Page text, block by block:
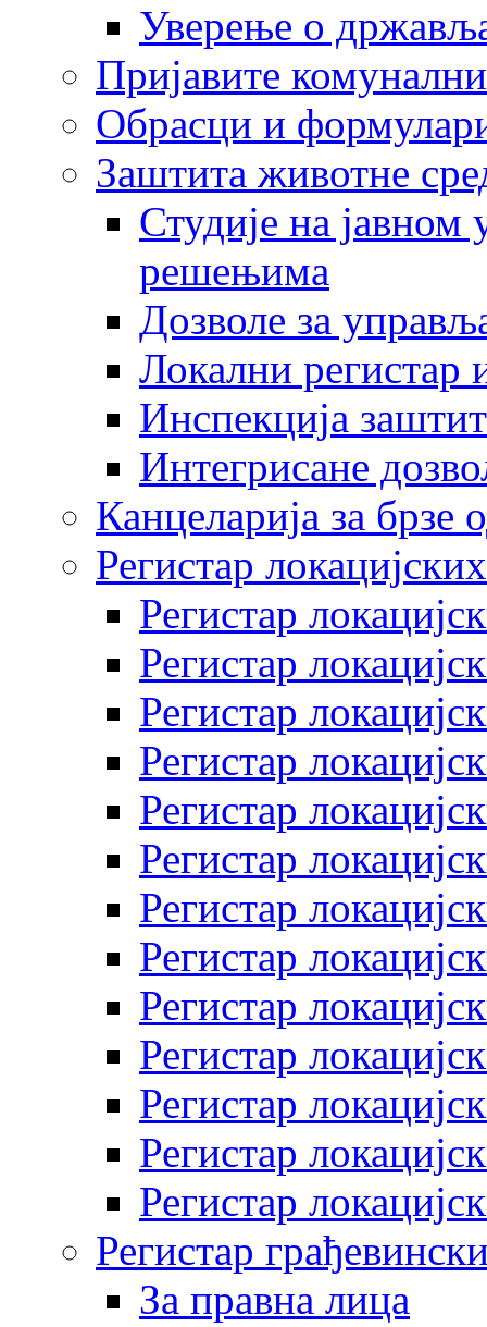
Уверење о
Пријавите
Обрасци и
Заштита животне
Студије на
решењима
Дозволе за
Локални регистар
Инспекција
Интегрисане
Канцеларија за брзе
Регистар
Регистар
Регистар
Регистар
Регистар
Регистар
Регистар
Регистар
Регистар
Регистар
Регистар
Регистар
Регистар
Регистар
Регистар
За правна лица